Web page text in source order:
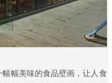
幅美味的食品壁画，让人食